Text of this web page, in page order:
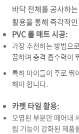
바닥 전체를 공사하
활용을 통해 즉각적
PVC 롤 매트 시공:
가장 추천하는 방법으
끔하며 충격 흡수력이
특히 아이들이 주로 뛰
해야 합니다.
카펫 타일 활용:
오염된 부분만 떼어내
립 기능이 강화된 제품